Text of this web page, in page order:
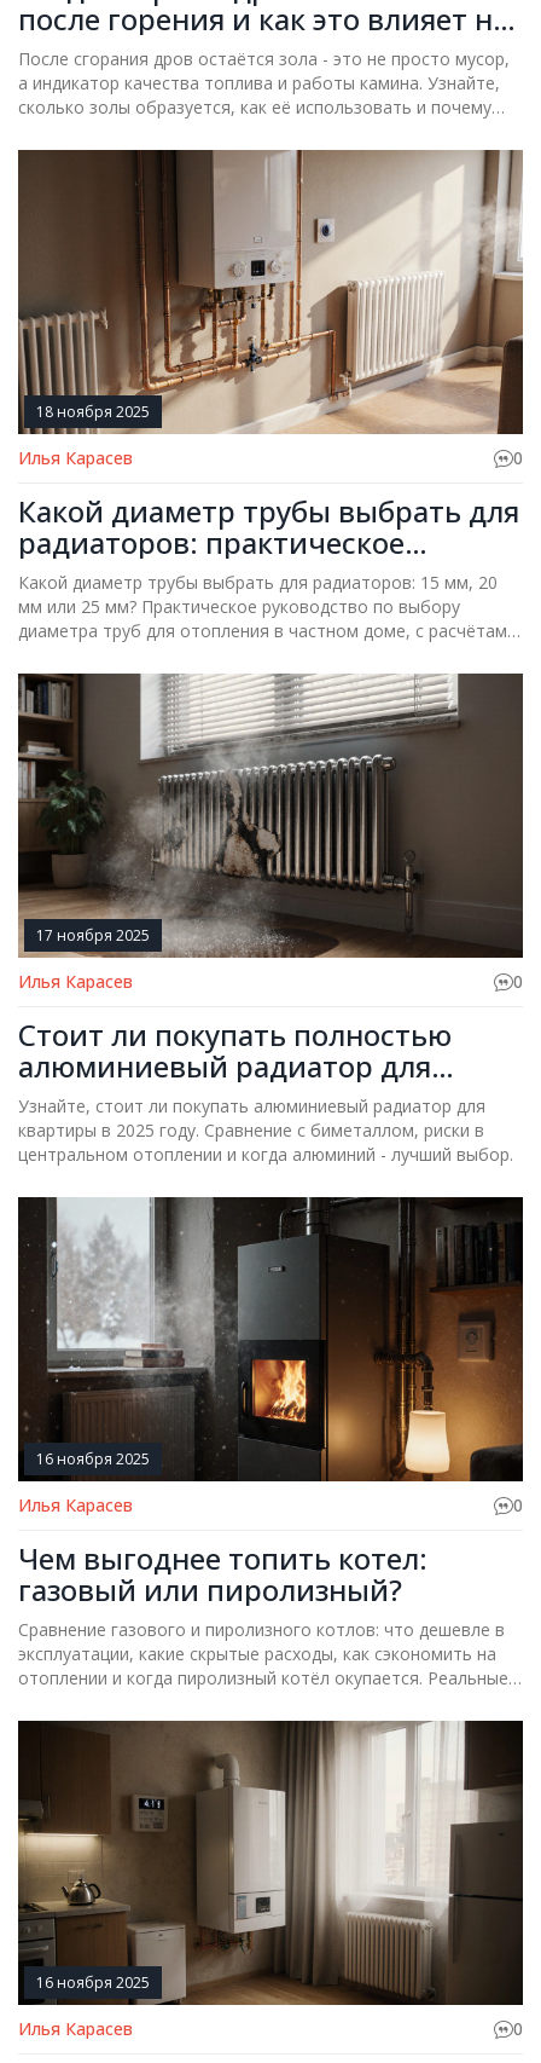
после горения и как это влияет на
отопление дома
После сгорания дров остаётся зола - это не просто мусор,
а индикатор качества топлива и работы камина. Узнайте,
сколько золы образуется, как её использовать и почему
18 ноября 2025
Илья Карасев 0
Какой диаметр трубы выбрать для
радиаторов: практическое
руководство
Какой диаметр трубы выбрать для радиаторов: 15 мм, 20
мм или 25 мм? Практическое руководство по выбору
диаметра труб для отопления в частном доме, с расчётами,
17 ноября 2025
Илья Карасев 0
Стоит ли покупать полностью
алюминиевый радиатор для
квартиры в 2025 году?
Узнайте, стоит ли покупать алюминиевый радиатор для
квартиры в 2025 году. Сравнение с биметаллом, риски в
центральном отоплении и когда алюминий - лучший выбор.
16 ноября 2025
Илья Карасев 0
Чем выгоднее топить котел:
газовый или пиролизный?
Сравнение газового и пиролизного котлов: что дешевле в
эксплуатации, какие скрытые расходы, как сэкономить на
отоплении и когда пиролизный котёл окупается. Реальные
16 ноября 2025
Илья Карасев 0